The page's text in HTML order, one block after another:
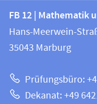
Kontakt
und
Informationen
Website
FB
12
|
und
Informatik
FB 12 | Mathematik
Hans-Meerwein-
35043 Marburg
Prüfungsbüro:
Dekanat: +49